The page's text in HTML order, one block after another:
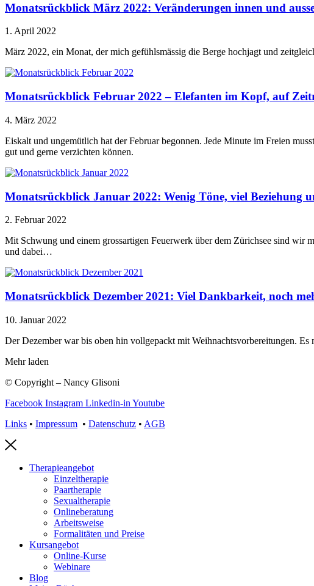
Monatsrückblick März 2022: Veränderungen innen und
1. April 2022
März 2022, ein Monat, der mich gefühlsmässig die Berge hochjagt und
Monatsrückblick Februar 2022 – Elefanten im Kopf, auf
4. März 2022
Eiskalt und ungemütlich hat der Februar begonnen. Jede Minute im Freien
gut und gerne verzichten können.
Monatsrückblick Januar 2022: Wenig Töne, viel Beziehung
2. Februar 2022
Mit Schwung und einem grossartigen Feuerwerk über dem Zürichsee sind wir
und dabei…
Monatsrückblick Dezember 2021: Viel Dankbarkeit, noch
10. Januar 2022
Der Dezember war bis oben hin vollgepackt mit Weihnachtsvorbereitungen.
Mehr laden
© Copyright – Nancy Glisoni
Facebook Instagram Linkedin-in Youtube
Links • Impressum • Datenschutz • AGB
Therapieangebot
Einzeltherapie
Paartherapie
Sexualtherapie
Onlineberatung
Arbeitsweise
Formalitäten und Preise
Kursangebot
Online-Kurse
Webinare
Blog